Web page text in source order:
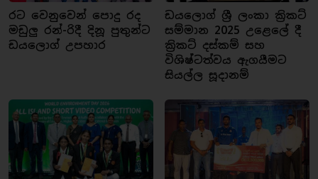
රට වෙනුවෙන් පොදු රද
මඩුලු රන්-රිදී දිනූ පුතුන්ට
ඩයලොග් උපහාර
ඩයලොග් ශ්‍රී ලංකා ක්‍රිකට්
සම්මාන 2025 උළෙලේ දී
ක්‍රිකට් දස්කම් සහ
විශිෂ්ටත්වය ඇගයීමට
සියල්ල සූදානම්